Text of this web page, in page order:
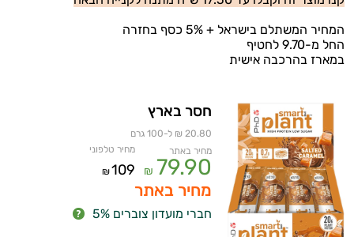
איכות
המחיר המשתלם בישראל + 5% כסף בחזרה
החל מ-9.70 לחטיף
במארז בהרכבה אישית
חסר בארץ
20.80 ₪ ל-100 גרם
מחיר באתר
79.90
₪
מחיר טלפוני
109
₪
מחיר באתר
חברי מועדון צוברים 5%